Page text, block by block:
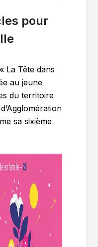
pour
La Tête dans
au jeune
du territoire
sa sixième